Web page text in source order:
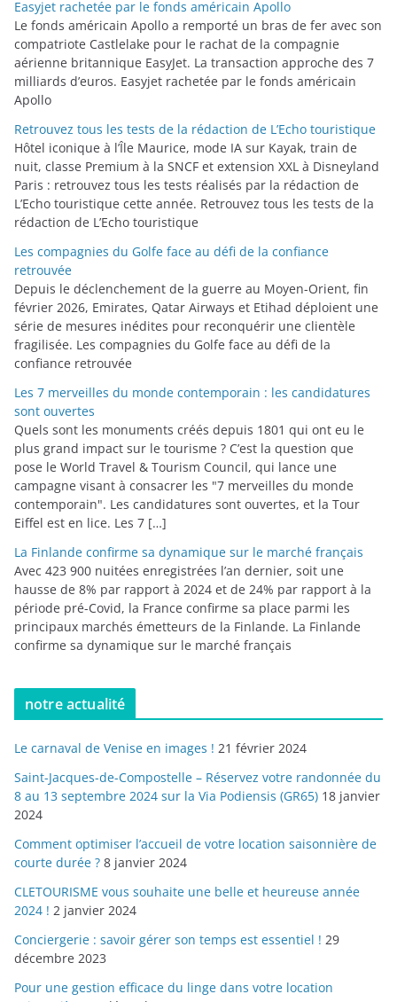
r
i
e
s
Easyjet rachetée par le fonds américain Apollo
Le fonds américain Apollo a remporté un bras de fer avec son
compatriote Castlelake pour le rachat de la compagnie
aérienne britannique EasyJet. La transaction approche des 7
milliards d’euros. Easyjet rachetée par le fonds américain
Apollo
Retrouvez tous les tests de la rédaction de L’Echo touristique
Hôtel iconique à l’Île Maurice, mode IA sur Kayak, train de
nuit, classe Premium à la SNCF et extension XXL à Disneyland
Paris : retrouvez tous les tests réalisés par la rédaction de
L’Echo touristique cette année. Retrouvez tous les tests de la
rédaction de L’Echo touristique
Les compagnies du Golfe face au défi de la confiance
retrouvée
Depuis le déclenchement de la guerre au Moyen-Orient, fin
février 2026, Emirates, Qatar Airways et Etihad déploient une
série de mesures inédites pour reconquérir une clientèle
fragilisée. Les compagnies du Golfe face au défi de la
confiance retrouvée
Les 7 merveilles du monde contemporain : les candidatures
sont ouvertes
Quels sont les monuments créés depuis 1801 qui ont eu le
plus grand impact sur le tourisme ? C’est la question que
pose le World Travel & Tourism Council, qui lance une
campagne visant à consacrer les "7 merveilles du monde
contemporain". Les candidatures sont ouvertes, et la Tour
Eiffel est en lice. Les 7 […]
La Finlande confirme sa dynamique sur le marché français
Avec 423 900 nuitées enregistrées l’an dernier, soit une
hausse de 8% par rapport à 2024 et de 24% par rapport à la
période pré-Covid, la France confirme sa place parmi les
principaux marchés émetteurs de la Finlande. La Finlande
confirme sa dynamique sur le marché français
notre actualité
Le carnaval de Venise en images ! 21 février 2024
Saint-Jacques-de-Compostelle – Réservez votre randonnée du
8 au 13 septembre 2024 sur la Via Podiensis (GR65) 18 janvier
2024
Comment optimiser l’accueil de votre location saisonnière de
courte durée ? 8 janvier 2024
CLETOURISME vous souhaite une belle et heureuse année
2024 ! 2 janvier 2024
Conciergerie : savoir gérer son temps est essentiel ! 29
décembre 2023
Pour une gestion efficace du linge dans votre location